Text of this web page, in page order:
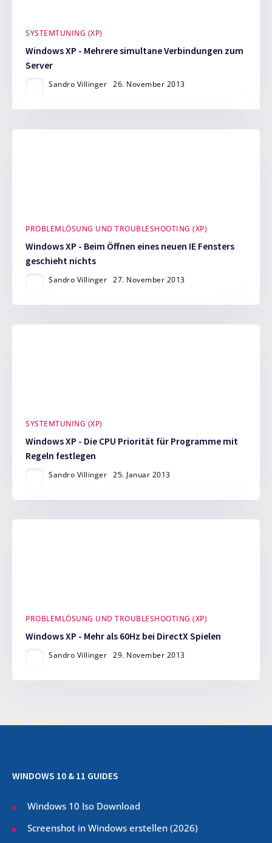
SYSTEMTUNING (XP)
Windows XP - Mehrere simultane Verbindungen zum
Server
Sandro Villinger 26. November 2013
PROBLEMLÖSUNG UND TROUBLESHOOTING (XP)
Windows XP - Beim Öffnen eines neuen IE Fensters
geschieht nichts
Sandro Villinger 27. November 2013
SYSTEMTUNING (XP)
Windows XP - Die CPU Priorität für Programme mit
Regeln festlegen
Sandro Villinger 25. Januar 2013
PROBLEMLÖSUNG UND TROUBLESHOOTING (XP)
Windows XP - Mehr als 60Hz bei DirectX Spielen
Sandro Villinger 29. November 2013
WINDOWS 10 & 11 GUIDES
Windows 10 Iso Download
Screenshot in Windows erstellen (2026)